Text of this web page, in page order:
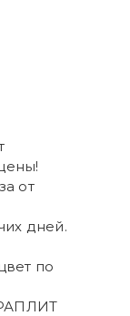
от
дней.
по